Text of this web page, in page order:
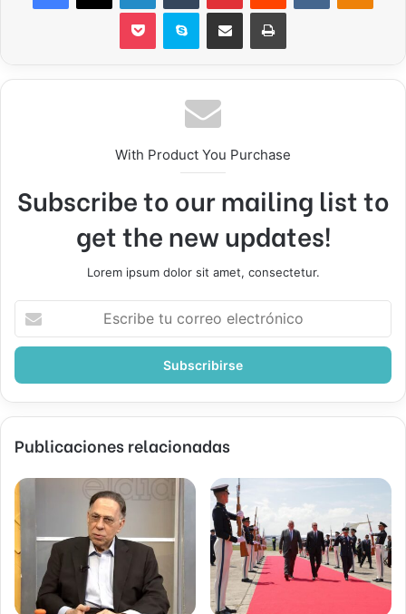
Pocket Skype Compartir por correo electrónicoImprimir
With Product You Purchase
Subscribe to our mailing list to
get the new updates!
Lorem ipsum dolor sit amet, consectetur.
correo
Publicaciones relacionadas